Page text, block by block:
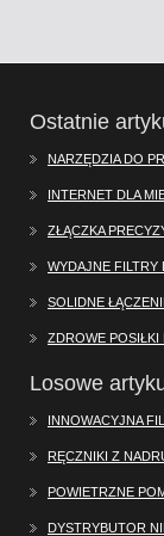
Ostatnie
NARZĘDZIA DO
INTERNET DLA
ZŁĄCZKA
WYDAJNE FILTRY
SOLIDNE
ZDROWE POSIŁKI
Losowe
INNOWACYJNA
RĘCZNIKI Z
POWIETRZNE
DYSTRYBUTOR